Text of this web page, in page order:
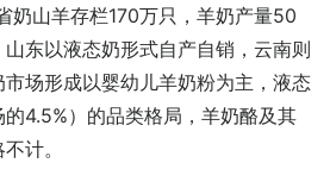
奶山羊存栏170万只，羊奶产量50
东以液态奶形式自产自销，云南则
场形成以婴幼儿羊奶粉为主，液态
4.5%）的品类格局，羊奶酪及其
计。